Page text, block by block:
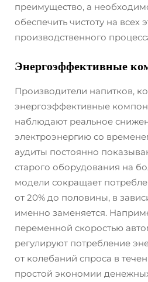
преимущество, а
обеспечить чистоту на всех
производственного
Энергоэффективные
Производители напитков,
энергоэффективные
наблюдают реальное
электроэнергию со
аудиты постоянно
старого оборудования на
модели сокращает
от 20% до половины, в
именно заменяется.
переменной скоростью
регулируют потребление
от колебаний спроса в
простой экономии